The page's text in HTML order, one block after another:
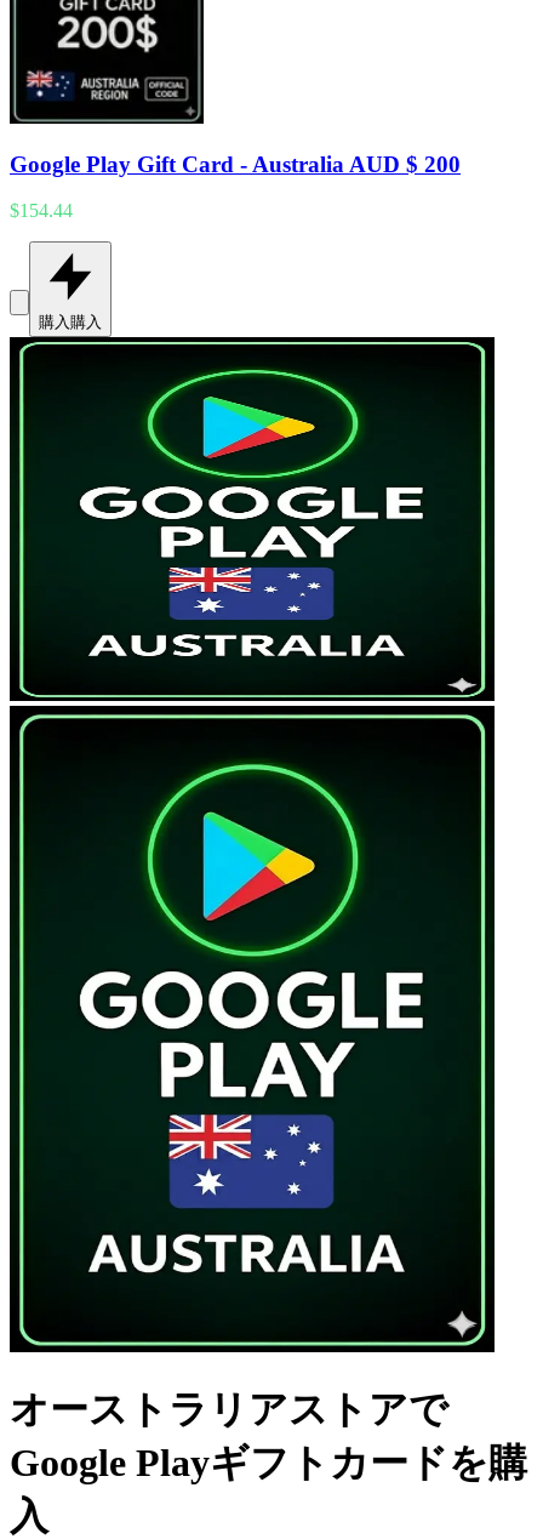
Google Play Gift Card - Australia AUD $ 200
$154.44
購入購入
オーストラリアストアで
Google Playギフトカードを購
入